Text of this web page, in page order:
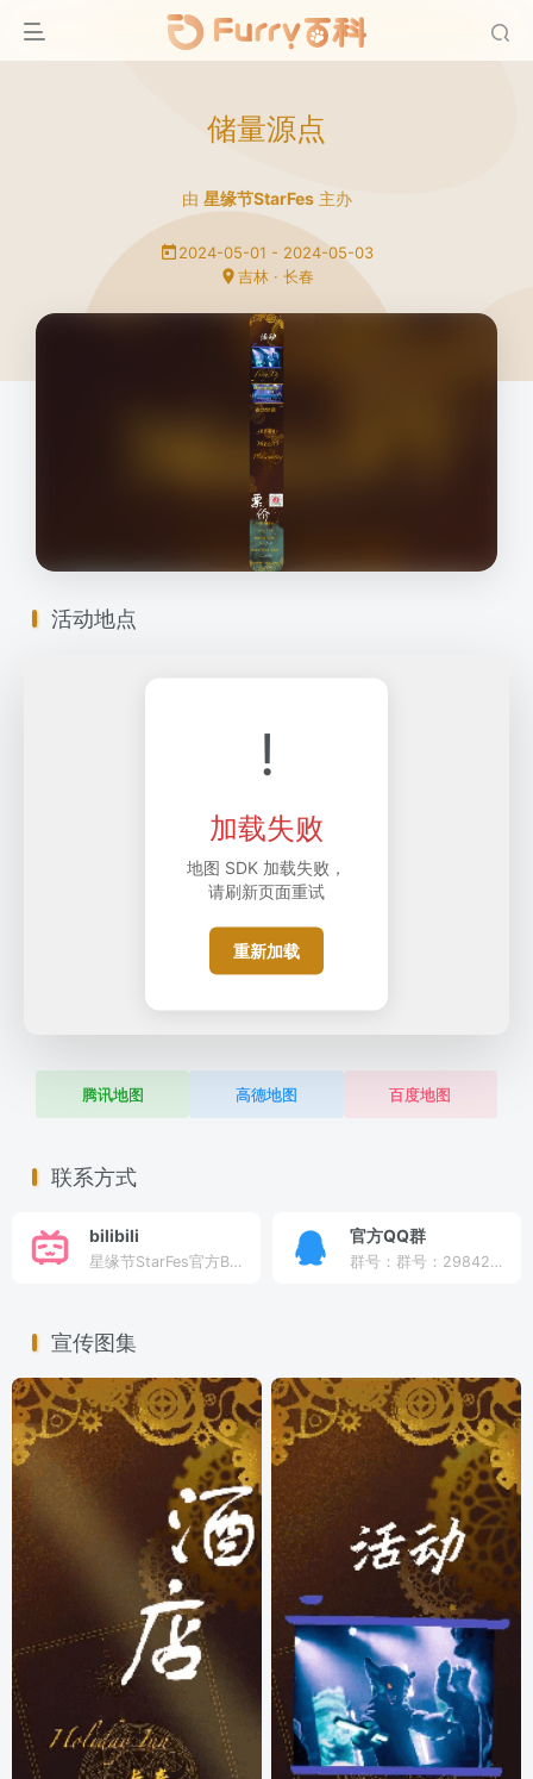
储量源点
由 星缘节StarFes 主办
2024-05-01 - 2024-05-03
吉林 · 长春
活动地点
!
加载失败
地图 SDK 加载失败，
请刷新页面重试
重新加载
腾讯地图 高德地图 百度地图
联系方式
bilibili
星缘节StarFes官方B站
官方QQ群
群号：群号：298422715
宣传图集